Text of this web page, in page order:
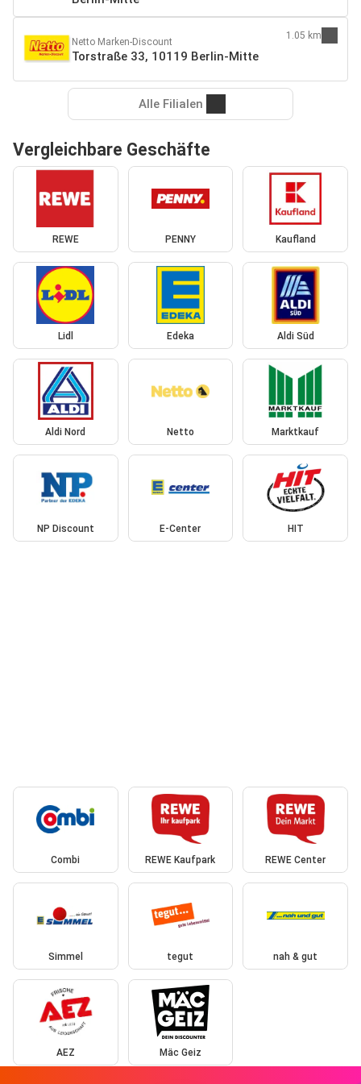
Netto Marken-Discount
Torstraße 33, 10119 Berlin-Mitte
1.05 km
Alle Filialen
Vergleichbare Geschäfte
REWE PENNY Kaufland
Lidl Edeka Aldi Süd
Aldi Nord Netto Marktkauf
NP Discount E-Center HIT
Combi REWE Kaufpark REWE Center
Simmel tegut nah & gut
AEZ Mäc Geiz